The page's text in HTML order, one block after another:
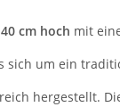
cm hoch mit
sich um ein
hergestellt.